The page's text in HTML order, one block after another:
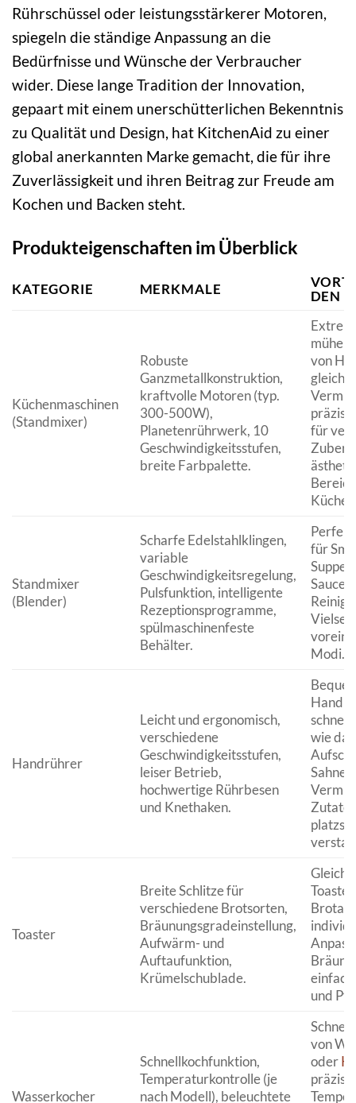
Rührschüssel oder leistungsstärkerer Motoren,
spiegeln die ständige Anpassung an die
Bedürfnisse und Wünsche der Verbraucher
wider. Diese lange Tradition der Innovation,
gepaart mit einem unerschütterlichen Bekenntnis
zu Qualität und Design, hat KitchenAid zu einer
global anerkannten Marke gemacht, die für ihre
Zuverlässigkeit und ihren Beitrag zur Freude am
Kochen und Backen steht.
Produkteigenschaften im Überblick
KATEGORIE MERKMALE
DEN
Küchenmaschinen
(Standmixer)
Robuste
Ganzmetallkonstruktion,
kraftvolle Motoren (typ.
300-500W),
Planetenrührwerk, 10
Geschwindigkeitsstufen,
breite Farbpalette.
von
für
Küche.
Standmixer
(Blender)
Scharfe Edelstahlklingen,
variable
Geschwindigkeitsregelung,
Pulsfunktion, intelligente
Rezeptionsprogramme,
spülmaschinenfeste
Behälter.
für
Modi.
Handrührer
Leicht und ergonomisch,
verschiedene
Geschwindigkeitsstufen,
leiser Betrieb,
hochwertige Rührbesen
und Knethaken.
wie das
Sahne
Toaster
Breite Schlitze für
verschiedene Brotsorten,
Bräunungsgradeinstellung,
Aufwärm- und
Auftaufunktion,
Krümelschublade.
und
Wasserkocher
Schnellkochfunktion,
Temperaturkontrolle (je
nach Modell), beleuchtete
von
oder
präzise